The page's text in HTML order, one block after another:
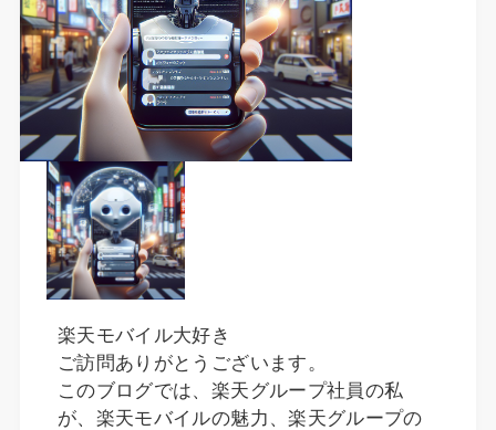
楽天モバイル大好き
ご訪問ありがとうございます。
このブログでは、楽天グループ社員の私
が、楽天モバイルの魅力、楽天グループの